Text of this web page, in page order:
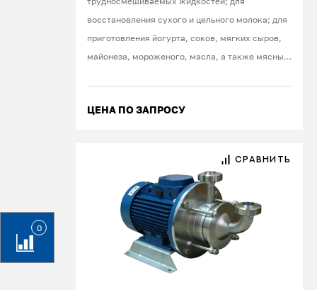
0
восстановления сухого и цельного молока; для
приготовления йогурта, соков, мягких сыров,
майонеза, мороженого, масла, а также мясных,
ЦЕНА ПО ЗАПРОСУ
СРАВНИТЬ